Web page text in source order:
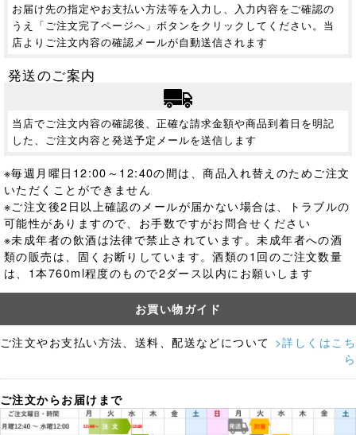
お届け先の指定やお支払い方法等を入力し、入力内容をご確認の
うえ「ご注文完了ページへ」ボタンをクリックしてください。当
店よりご注文内容の確認メールが自動送信されます
発送のご案内
当店でご注文内容の確認後、正確な請求金額や商品到着日を明記
した、ご注文内容と発送予定メールを送信します
※毎週月曜日12:00～12:40の間は、商品入れ替えのためご注文
いただくことができません
※ご注文後2日以上確認のメールが届かない場合は、トラブルの
可能性がありますので、お手数ですがお問合せください
※未成年者の飲酒は法律で禁止されています。未成年者への酒
類の販売は、固くお断りしています。酒類の1回のご注文数量
は、1本760ml程度のもので2ダース以内にお願いします
お買い物ガイド
ご注文やお支払い方法、送料、配送などについて >詳しくはこち
ら
ご注文からお届けまで